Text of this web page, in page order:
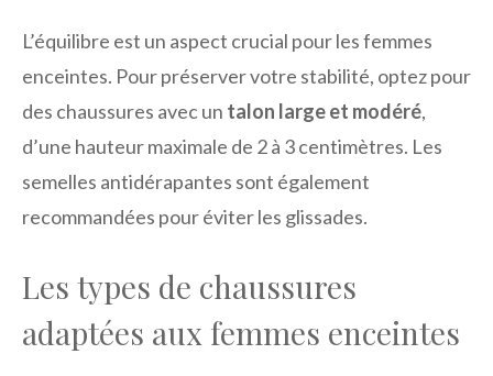
L’équilibre est un aspect crucial pour les femmes
enceintes. Pour préserver votre stabilité, optez pour
des chaussures avec un talon large et modéré,
d’une hauteur maximale de 2 à 3 centimètres. Les
semelles antidérapantes sont également
recommandées pour éviter les glissades.
Les types de chaussures
adaptées aux femmes enceintes